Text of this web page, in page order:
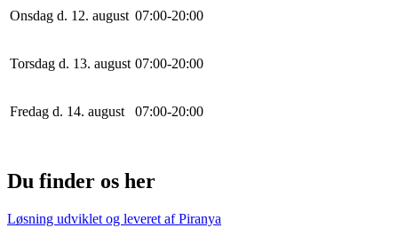
Onsdag d. 12. august 07:00-20:00
Torsdag d. 13. august 07:00-20:00
Fredag d. 14. august 07:00-20:00
Du finder os her
Løsning udviklet og leveret afPiranya